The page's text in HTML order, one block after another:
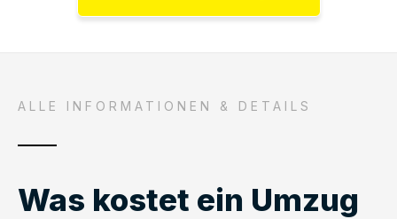
ALLE INFORMATIONEN & DETAILS
Was kostet ein Umzug